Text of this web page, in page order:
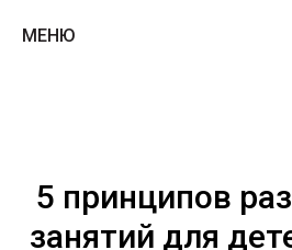
МЕНЮ
5 принципов
занятий для